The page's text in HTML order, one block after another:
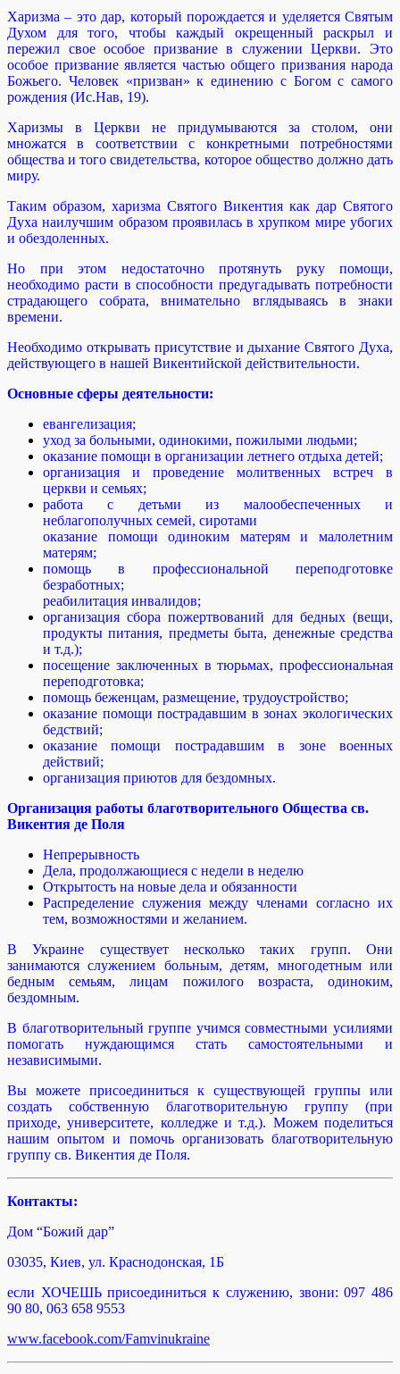
Харизма – это дар, который порождается и уделяется Святым
Духом для того, чтобы каждый окрещенный раскрыл и
пережил свое особое призвание в служении Церкви. Это
особое призвание является частью общего призвания народа
Божьего. Человек «призван» к единению с Богом с самого
рождения (Ис.Нав, 19).
Харизмы в Церкви не придумываются за столом, они
множатся в соответствии с конкретными потребностями
общества и того свидетельства, которое общество должно дать
миру.
Таким образом, харизма Святого Викентия как дар Святого
Духа наилучшим образом проявилась в хрупком мире убогих
и обездоленных.
Но при этом недостаточно протянуть руку помощи,
необходимо расти в способности предугадывать потребности
страдающего собрата, внимательно вглядываясь в знаки
времени.
Необходимо открывать присутствие и дыхание Святого Духа,
действующего в нашей Викентийской действительности.
Основные сферы деятельности:
евангелизация;
уход за больными, одинокими, пожилыми людьми;
оказание помощи в организации летнего отдыха детей;
организация и проведение молитвенных встреч в
церкви и семьях;
работа с детьми из малообеспеченных и
неблагополучных семей, сиротами
оказание помощи одиноким матерям и малолетним
матерям;
помощь в профессиональной переподготовке
безработных;
реабилитация инвалидов;
организация сбора пожертвований для бедных (вещи,
продукты питания, предметы быта, денежные средства
и т.д.);
посещение заключенных в тюрьмах, профессиональная
переподготовка;
помощь беженцам, размещение, трудоустройство;
оказание помощи пострадавшим в зонах экологических
бедствий;
оказание помощи пострадавшим в зоне военных
действий;
организация приютов для бездомных.
Организация работы благотворительного Общества св.
Викентия де Поля
Непрерывность
Дела, продолжающиеся с недели в неделю
Открытость на новые дела и обязанности
Распределение служения между членами согласно их
тем, возможностями и желанием.
В Украине существует несколько таких групп. Они
занимаются служением больным, детям, многодетным или
бедным семьям, лицам пожилого возраста, одиноким,
бездомным.
В благотворительный группе учимся совместными усилиями
помогать нуждающимся стать самостоятельными и
независимыми.
Вы можете присоединиться к существующей группы или
создать собственную благотворительную группу (при
приходе, университете, колледже и т.д.). Можем поделиться
нашим опытом и помочь организовать благотворительную
группу св. Викентия де Поля.
Контакты:
Дом “Божий дар”
03035, Киев, ул. Краснодонская, 1Б
если ХОЧЕШЬ присоединиться к служению, звони: 097 486
90 80, 063 658 9553
www.facebook.com/Famvinukraine